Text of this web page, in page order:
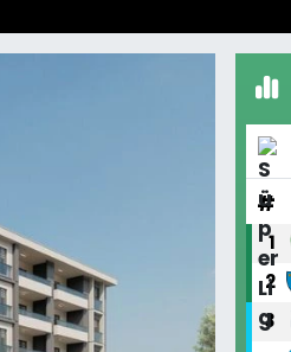
64,1897 0.02
GRAM ALTIN
2.12
#
1
2
3